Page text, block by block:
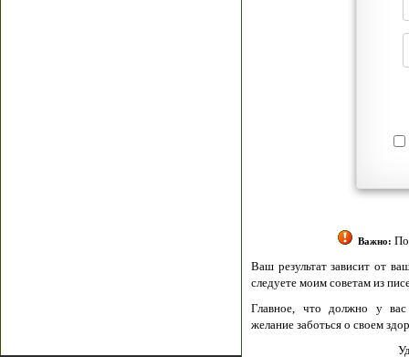
Я
Получение
Ваш результат зависит от вашей
следуете моим советам из писем и книг.
Главное, что должно у вас быть -
желание заботься о своем здоровье.
Удачи!